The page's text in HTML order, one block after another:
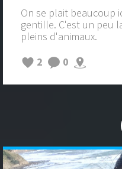
On se plait beaucoup
gentille. C'est un peu
pleins d'animaux.
2
0